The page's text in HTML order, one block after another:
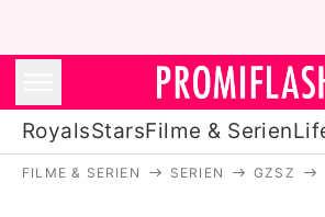
RoyalsStarsFilme & Serien
FILME & SERIEN SERIEN GZSZ